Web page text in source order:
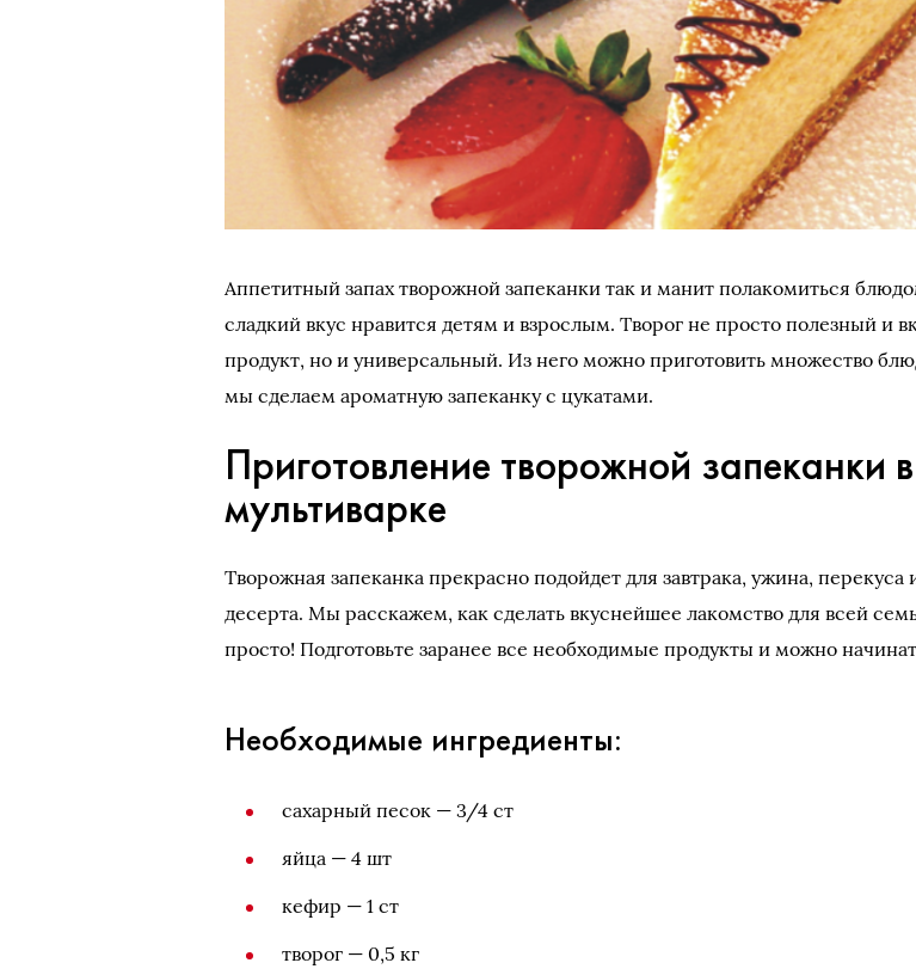
Аппетитный запах творожной запеканки так и манит полакомиться
сладкий вкус нравится детям и взрослым. Творог не просто полезный и
продукт, но и универсальный. Из него можно приготовить множество
мы сделаем ароматную запеканку с цукатами.
Приготовление творожной запеканки в
мультиварке
Творожная запеканка прекрасно подойдет для завтрака, ужина, перекуса
десерта. Мы расскажем, как сделать вкуснейшее лакомство для всей
просто! Подготовьте заранее все необходимые продукты и можно
Необходимые ингредиенты:
сахарный песок — 3/4 ст
яйца — 4 шт
кефир — 1 ст
творог — 0,5 кг